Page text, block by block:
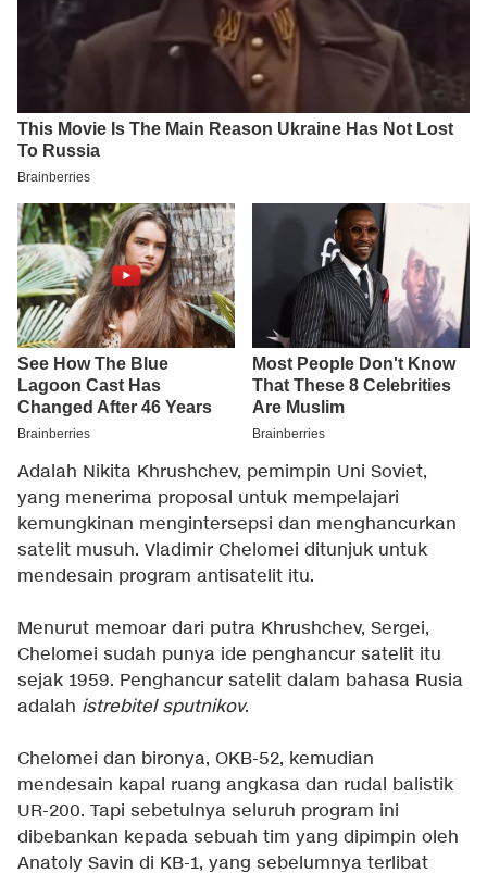
Adalah Nikita Khrushchev, pemimpin Uni Soviet,
yang menerima proposal untuk mempelajari
kemungkinan mengintersepsi dan menghancurkan
satelit musuh. Vladimir Chelomei ditunjuk untuk
mendesain program antisatelit itu.
Menurut memoar dari putra Khrushchev, Sergei,
Chelomei sudah punya ide penghancur satelit itu
sejak 1959. Penghancur satelit dalam bahasa Rusia
adalah istrebitel sputnikov.
Chelomei dan bironya, OKB-52, kemudian
mendesain kapal ruang angkasa dan rudal balistik
UR-200. Tapi sebetulnya seluruh program ini
dibebankan kepada sebuah tim yang dipimpin oleh
Anatoly Savin di KB-1, yang sebelumnya terlibat